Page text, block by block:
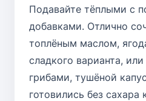
Подавайте тёплыми с
добавками. Отлично
топлёным маслом,
сладкого варианта,
грибами, тушёной
готовились без сахара